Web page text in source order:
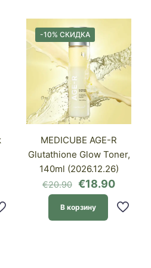
-10% СКИДКА
MEDICUBE AGE-R
Glutathione Glow Toner,
140ml (2026.12.26)
€20.90
цена
составляла
€20.90.
€18.90
В корзину